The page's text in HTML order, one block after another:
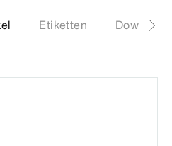
Etiketten